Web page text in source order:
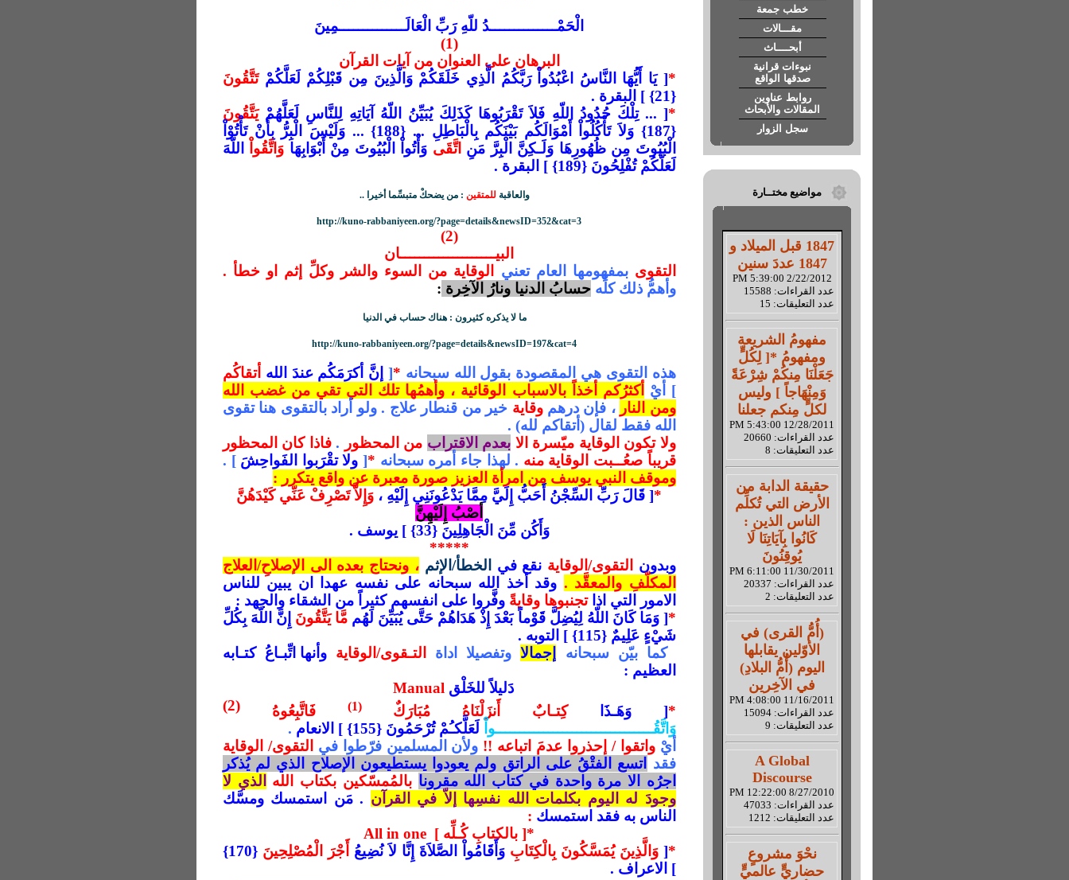
خطب جمعة
مقـــالات
أبحــــاث
نبوءات قرانية
صدقها الواقع
روابط عناوين
المقالات والأبحاث
سجل الزوار
مواضيع مختــارة
1847 قبل الميلاد و
1847 عددَ سنين
2/22/2012 5:39:00 PM
عدد القراءات: 15588
عدد التعليقات: 15
مفهومُ الشريعة
ومفهومُ *[ لِكُلٍّ
جَعَلْنَا مِنكُمْ شِرْعَةً
وَمِنْهَاجاً ] وليس
لكلٍّ مِنكم جعلنا
12/28/2011 5:43:00 PM
عدد القراءات: 20660
عدد التعليقات: 8
حقيقة الدابة من
الأرض التي تُكلِّم
الناس الذين :
كَانُوا بِآيَاتِنَا لَا
يُوقِنُونَ
11/30/2011 6:11:00 PM
عدد القراءات: 20337
عدد التعليقات: 2
(أُمُّ القرى) في
الأوّلين يقابلها
اليوم (أُمُّ البلادِ)
في الآخِرين
11/16/2011 4:08:00 PM
عدد القراءات: 15094
عدد التعليقات: 9
A Global
Discourse
8/27/2010 12:22:00 PM
عدد القراءات: 47033
عدد التعليقات: 1212
نحْوَ مشروعٍ
حضاريٍّ عالميٍّ
الْحَمْــــــــــــــدُ للّهِ رَبِّ الْعَالَــــــــــــــمِينَ
(1)
البرهان على العنوان من آيات القرآن
*[ يَا أَيُّهَا النَّاسُ اعْبُدُواْ رَبَّكُمُ الَّذِي خَلَقَكُمْ وَالَّذِينَ مِن قَبْلِكُمْ لَعَلَّكُمْتَتَّقُونَ
{21} ] البقرة .
*[ ... تِلْكَ حُدُودُ اللّهِ فَلاَ تَقْرَبُوهَا كَذَلِكَ يُبَيِّنُ اللّهُ آيَاتِهِ لِلنَّاسِ لَعَلَّهُمْيَتَّقُونَ
{187} وَلاَ تَأْكُلُواْ أَمْوَالَكُم بَيْنَكُم بِالْبَاطِلِ ... {188} ... وَلَيْسَ الْبِرُّ بِأَنْ تَأْتُوْاْ
الْبُيُوتَ مِن ظُهُورِهَا وَلَـكِنَّ الْبِرَّ مَنِ اتَّقَى وَأْتُواْ الْبُيُوتَ مِنْ أَبْوَابِهَا وَاتَّقُواْ
اللّهَ
لَعَلَّكُمْ تُفْلِحُونَ {189} ] البقرة .
والعاقبة للمتقين : من يضحكْ متبسِّما أخيرا ..
http://kuno-rabbaniyeen.org/?page=details&newsID=352&cat=3
(2)
البيــــــــــــــــــــان
التقوى بمفهومها العام تعني الوقاية من السوء والشر
وكلِّ إثم او خطأ .
وأهمُّ ذلك كلِّه حسابُ الدنيا ونارُ الآخِرة :
ما لا يذكره كثيرون : هناك حساب في الدنيا
http://kuno-rabbaniyeen.org/?page=details&newsID=197&cat=4
هذه التقوى هي المقصودة بقول الله سبحانه *
[ إنَّ أكرَمَكُم عندَ الله أتقاكُم
] أيْ أكثرُكم أخذاً بالاسباب الوقائية ، وأهمُها تلك التي تقي من غضب الله
ومن النار ، فإن درهموقاية خير من قنطار علاج . ولو أراد بالتقوى هنا تقوى
الله فقط لقال (أتقاكم لله) .
ولا تكون الوقاية ميّسرة الا بعدم الاقتراب من المحظور .فاذا كان المحظور
قريباً صعُــبت الوقاية منه . لهذا جاء أمره سبحانه *
[ ولا تقْرَبوا الفَواحِشَ] .
وموقف النبي يوسف من امرأة العزيز صورة معبرة عن واقع يتكرر :
*[ قَالَ رَبِّ السِّجْنُ أَحَبُّ إِلَيَّ مِمَّا يَدْعُونَنِي إِلَيْهِ ، وَإِلاَّ تَصْرِفْ عَنِّي كَيْدَهُنَّ
أصْبُ إِلَيْهِنَّ
وَأَكُن مِّنَ الْجَاهِلِينَ {33} ] يوسف .
*****
وبدون
التقوى/الوقاية نقع في الخطأ/الإثم ، ونحتاج بعده الى الإصلاحِ/العلاج
المكلّفِ والمعقَّد . وقد أخذ الله سبحانه على نفسه عهدا ان يبين للناس
الامور التي اذا تجنبوها وقايةً وفَّروا على انفسهم كثيراً من الشقاء والجهد :
*[ وَمَا كَانَ اللّهُ لِيُضِلَّ قَوْماً بَعْدَ إِذْ هَدَاهُمْ حَتَّى يُبَيِّنَ لَهُم مَّا يَتَّقُونَ إِنَّ اللّهَ بِكُلِّ
شَيْءٍ عَلِيمٌ {115} ] التوبه .
كما بيّن سبحانه
إجمالاوتفصيلا اداة التـقوى/الوقاية وأنها اتِّبـاعُ كتـابه
العظيم :
دَليلاً للخَلْق Manual
*[ وَهَـذَاكِتـابٌ أَنزَلْنَاهُ مُبَارَكٌ (1) فَاتَّبِعُوهُ
(2)
وَاتَّقُـــــــــــــــــــــــــــــــــواْ لَعَلَّكـُمْ تُرْحَمُونَ {155} ] الانعام
.
أيْواتقوا / إحذروا عدمَ اتباعه !! ولأن المسلمين فرّطوا في
التقوى/ الوقاية
فقد
اتسع الفتْقُ على الراتق ولم يعودوا يستطيعون الإصلاح الذي لم يُذكر
اجرُه الا مرة واحدة في كتاب الله مقرونا بالمُمسّكين بكتاب الله
الذي لا
وجودَ له اليوم بكلمات الله نفسِها إلاّ في القرآن . مَن استمسك ومسَّك
الناس به فقد استمسك :
*[ بالكتابِ كُـلِّه ] All in one
*
[وَالَّذِينَ يُمَسَّكُونَ بِالْكِتَابِ وَأَقَامُواْ الصَّلاَةَ إِنَّا لاَ نُضِيعُ أَجْرَ الْمُصْلِحِينَ
{170}‏
] الاعراف .